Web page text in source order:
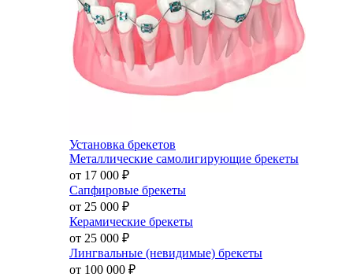
Установка брекетов
Металлические самолигирующие брекеты
от 17 000 ₽
Сапфировые брекеты
от 25 000 ₽
Керамические брекеты
от 25 000 ₽
Лингвальные (невидимые) брекеты
от 100 000 ₽